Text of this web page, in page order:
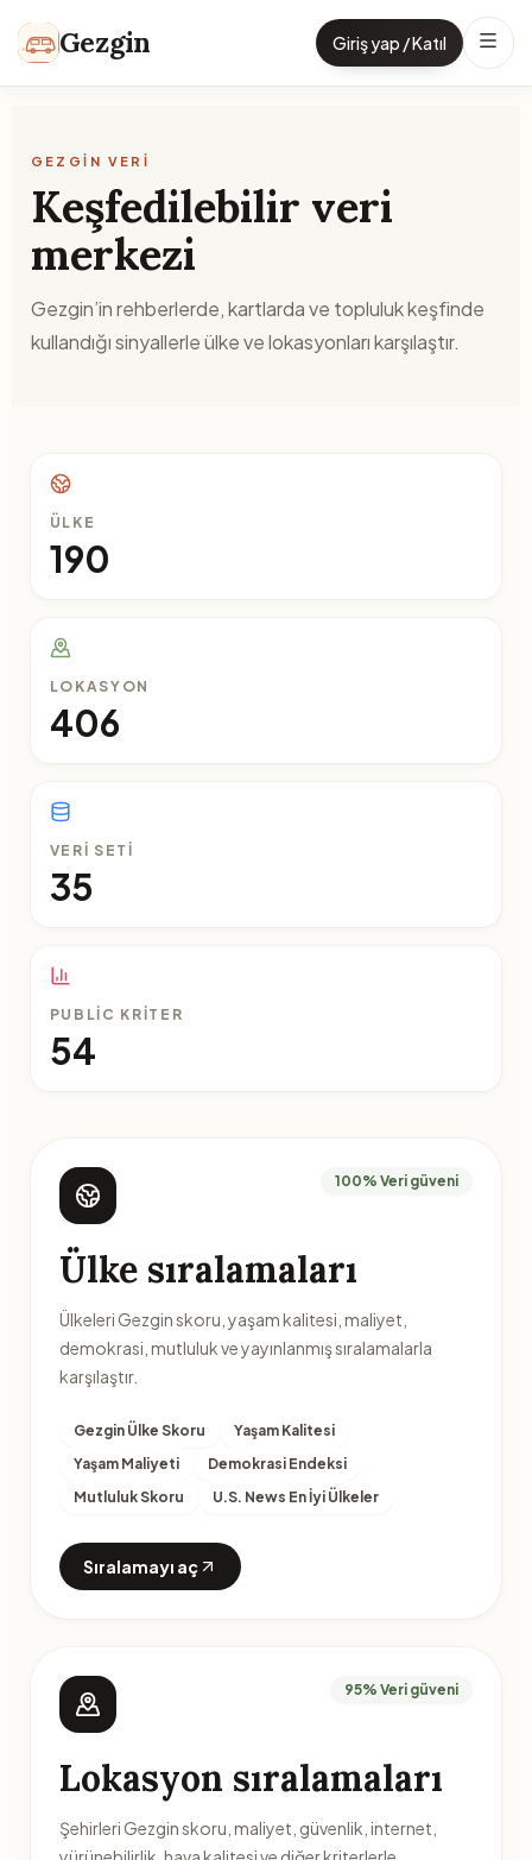
Gezgin Giriş yap / Katıl
GEZGIN VERI
Keşfedilebilir veri
merkezi
Gezgin’in rehberlerde, kartlarda ve topluluk keşfinde
kullandığı sinyallerle ülke ve lokasyonları karşılaştır.
ÜLKE
190
LOKASYON
406
VERI SETI
35
PUBLIC KRITER
54
100% Veri güveni
Ülke sıralamaları
Ülkeleri Gezgin skoru, yaşam kalitesi, maliyet,
demokrasi, mutluluk ve yayınlanmış sıralamalarla
karşılaştır.
Gezgin Ülke Skoru
Yaşam Kalitesi
Yaşam Maliyeti
Demokrasi Endeksi
Mutluluk Skoru
U.S. News En İyi Ülkeler
Sıralamayı aç
95% Veri güveni
Lokasyon sıralamaları
Şehirleri Gezgin skoru, maliyet, güvenlik, internet,